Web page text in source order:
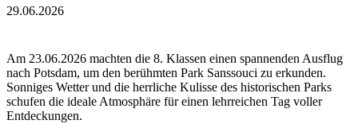
29.06.2026
Am 23.06.2026 machten die 8. Klassen einen spannenden Ausflug
nach Potsdam, um den berühmten Park Sanssouci zu erkunden.
Sonniges Wetter und die herrliche Kulisse des historischen Parks
schufen die ideale Atmosphäre für einen lehrreichen Tag voller
Entdeckungen.